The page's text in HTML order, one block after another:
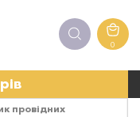
0
провідних